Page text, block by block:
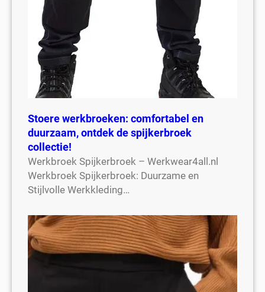
Stoere werkbroeken: comfortabel en
duurzaam, ontdek de spijkerbroek
collectie!
Werkbroek Spijkerbroek – Werkwear4all.nl
Werkbroek Spijkerbroek: Duurzame en
Stijlvolle Werkkleding…